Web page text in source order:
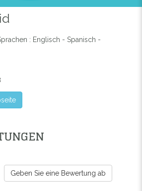
: Englisch - Spanisch -
Geben Sie eine Bewertung ab